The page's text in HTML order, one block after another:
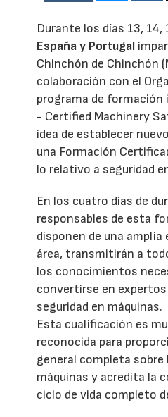
Durante los días 13, 14,
España y Portugal
Chinchón de Chinchón
colaboración con el
programa de formación
- Certified Machinery
idea de establecer
una Formación
lo relativo a seguridad
En los cuatro días de
responsables de esta
disponen de una amplia
área, transmitirán a
los conocimientos
convertirse en
seguridad en máquinas.
Esta cualificación es
reconocida para
general completa sobre
máquinas y acredita la
ciclo de vida completo